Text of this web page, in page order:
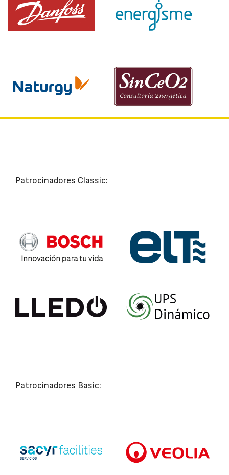
Patrocinadores Classic:
Patrocinadores Basic: